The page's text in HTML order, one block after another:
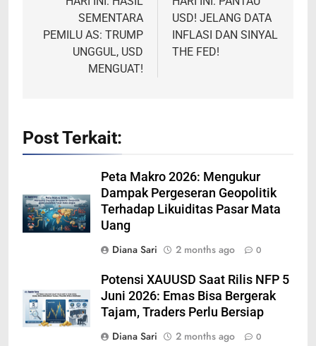
SEMENTARA
PEMILU AS: TRUMP
UNGGUL, USD
MENGUAT!
USD! JELANG DATA
INFLASI DAN SINYAL
THE FED!
Post Terkait:
Peta Makro 2026: Mengukur
Dampak Pergeseran Geopolitik
Terhadap Likuiditas Pasar Mata
Uang
Diana Sari
2 months ago 0
Potensi XAUUSD Saat Rilis NFP 5
Juni 2026: Emas Bisa Bergerak
Tajam, Traders Perlu Bersiap
Diana Sari
2 months ago 0